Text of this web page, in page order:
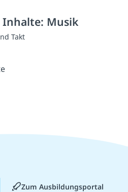
Inhalte: Musik
Takt
Zum Ausbildungsportal